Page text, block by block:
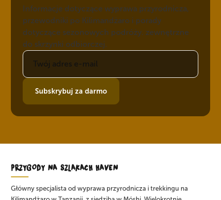
Informacje dotyczące wyprawa przyrodnicza,
przewodniki po Kilimandżaro i porady
dotyczące sezonowych podróży. zewnętrzne
do skrzynki odbiorczej.
Subskrybuj za darmo
PRZYGODY NA SZLAKACH HAVEN
Główny specjalista od wyprawa przyrodnicza i trekkingu na